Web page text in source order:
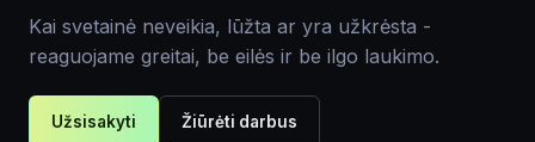
Kai svetainė neveikia, lūžta ar yra užkrėsta -
reaguojame greitai, be eilės ir be ilgo laukimo.
Užsisakyti Žiūrėti darbus